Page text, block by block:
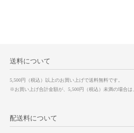
送料について
5,500円（税込）以上のお買い上げで送料無料です。
※お買い上げ合計金額が、5,500円（税込）未満の場合は
配送料について